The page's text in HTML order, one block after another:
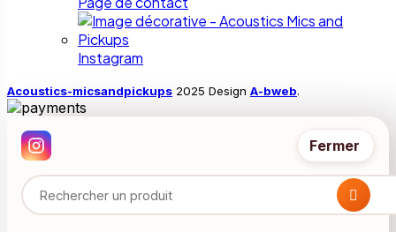
Instagram
Acoustics-micsandpickups 2025 Design A-bweb.
Fermer